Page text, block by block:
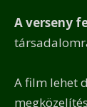
A verseny
A film lehet